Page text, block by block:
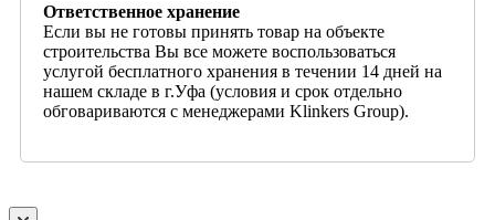
Ответственное хранение
Если вы не готовы принять товар на объекте
строительства Вы все можете воспользоваться
услугой бесплатного хранения в течении 14 дней на
нашем складе в г.Уфа (условия и срок отдельно
обговариваются с менеджерами Klinkers Group).